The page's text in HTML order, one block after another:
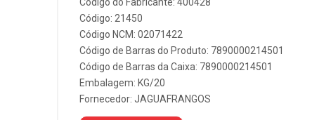
Código: 21450
Código NCM: 02071422
Código de Barras do Produto: 7890000214501
Código de Barras da Caixa: 7890000214501
Embalagem: KG/20
Fornecedor: JAGUAFRANGOS